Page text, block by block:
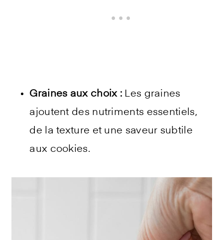
Graines aux choix : Les graines
ajoutent des nutriments essentiels,
de la texture et une saveur subtile
aux cookies.